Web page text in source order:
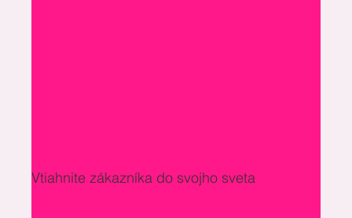
Vtiahnite zákazníka do svojho sveta